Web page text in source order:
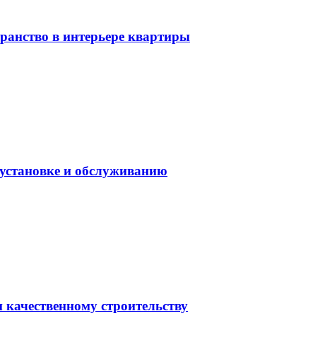
в интерьере квартиры
и обслуживанию
строительству